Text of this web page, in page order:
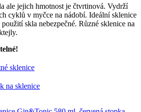
ale jejich hmotnost je čtvrtinová. Vydrží
cyklů v myčce na nádobí. Ideální sklenice
skla nebezpečné. Různé sklenice na
sklenice
na sklenice